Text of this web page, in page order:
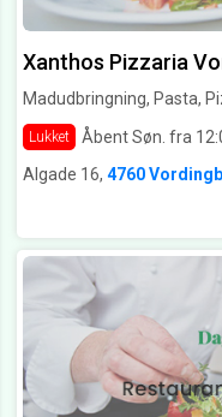
Xanthos Pizzaria
Madudbringning, Pasta,
Lukket Åbent Søn. fra
Algade 16, 4760